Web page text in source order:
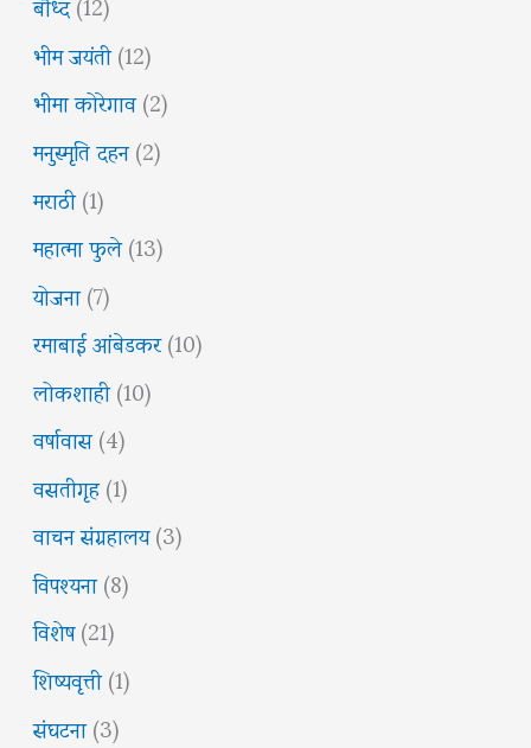
भीम जयंती(12)
भीमा कोरेगाव(2)
मनुस्मृति दहन(2)
मराठी(1)
महात्मा फुले(13)
योजना(7)
रमाबाई आंबेडकर(10)
लोकशाही(10)
वर्षावास(4)
वसतीगृह(1)
वाचन संग्रहालय(3)
विपश्यना(8)
विशेष(21)
शिष्यवृत्ती(1)
संघटना(3)